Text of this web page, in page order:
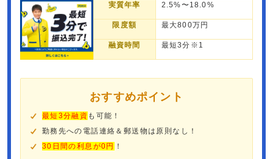
実質年率 2.5%〜18.0%
限度額 最大800万円
融資時間 最短3分※1
おすすめポイント
最短3分融資 も可能！
勤務先への電話連絡＆郵送物は原則なし！
30日間の利息が0円
！